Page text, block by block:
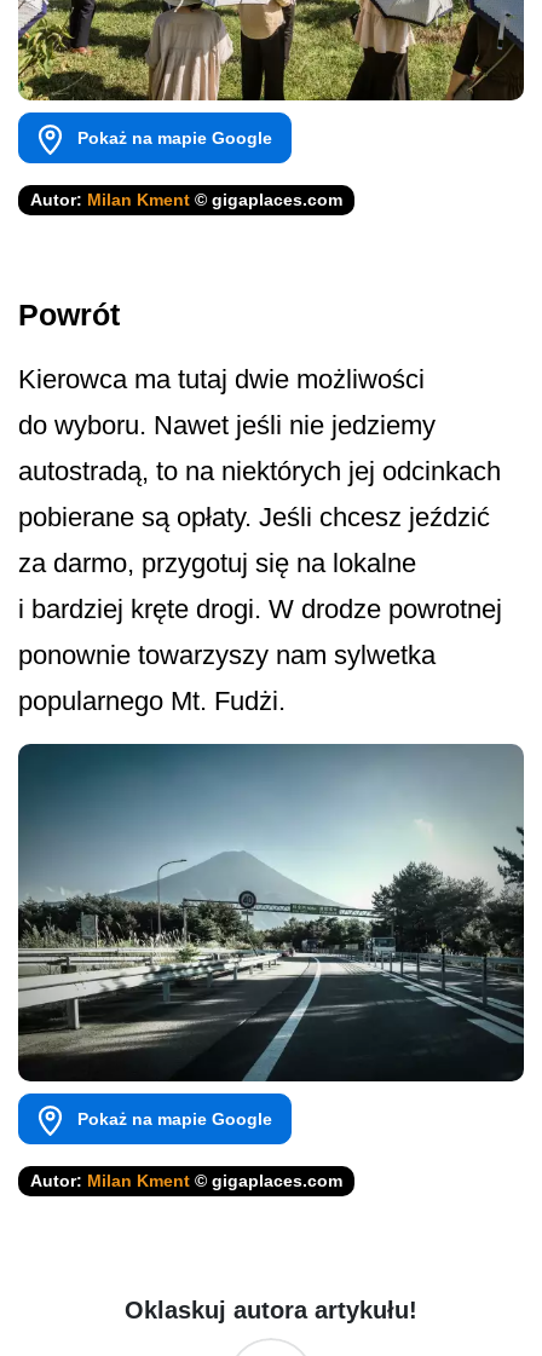
Pokaż na mapie Google
Autor: Milan Kment © gigaplaces.com
Powrót
Kierowca ma tutaj dwie możliwości
do wyboru. Nawet jeśli nie jedziemy
autostradą, to na niektórych jej odcinkach
pobierane są opłaty. Jeśli chcesz jeździć
za darmo, przygotuj się na lokalne
i bardziej kręte drogi. W drodze powrotnej
ponownie towarzyszy nam sylwetka
popularnego Mt. Fudżi.
Pokaż na mapie Google
Autor: Milan Kment © gigaplaces.com
Oklaskuj autora artykułu!